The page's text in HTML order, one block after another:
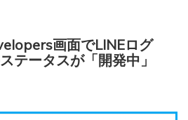
画面でLINEログ
テータスが「開発中」